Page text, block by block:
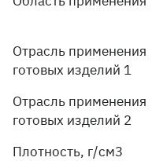
Отрасль применения
готовых изделий 1
Отрасль применения
готовых изделий 2
Плотность, г/см3